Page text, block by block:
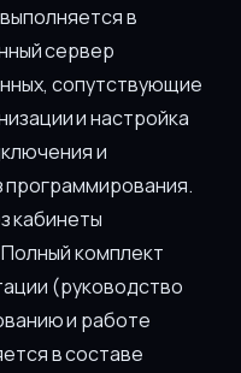
в
сервер
сопутствующие
и настройка
и
программирования.
кабинеты
комплект
(руководство
и работе
в составе